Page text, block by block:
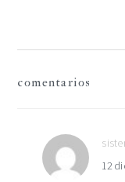
los
lectores
comentarios
12